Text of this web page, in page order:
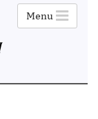
Menu